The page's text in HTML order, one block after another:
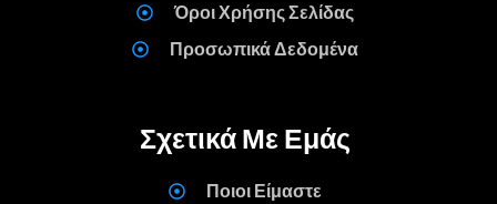
Όροι Χρήσης Σελίδας
Προσωπικά Δεδομένα
Σχετικά Με Εμάς
Ποιοι Είμαστε